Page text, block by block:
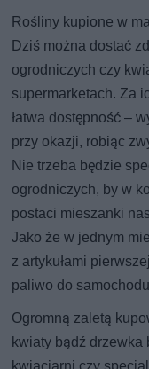
Rośliny kupione w
Dziś można dostać
ogrodniczych czy
supermarketach. Za
łatwa dostępność –
przy okazji, robiąc
Nie trzeba będzie
ogrodniczych, by w
postaci mieszanki
Jako że w jednym
z artykułami
paliwo do
Ogromną zaletą
kwiaty bądź drzewka